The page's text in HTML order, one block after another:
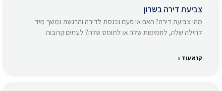
צביעת דירה בשרון
מהי צביעת דירה? האם אי פעם נכנסת לדירה והרגשת נמשך מיד
להילה שלה, לחמימות שלה או לתוסס שלה? לעתים קרובות
קרא עוד »